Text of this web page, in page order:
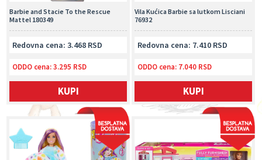
Vila Kućica Barbie sa lutkom Lisciani
76932
Redovna cena: 7.410 RSD
ODDO cena: 7.040 RSD
KUPI
Barbie and Stacie To the Rescue
Mattel 180349
Redovna cena: 3.468 RSD
ODDO cena:3.295 RSD
KUPI